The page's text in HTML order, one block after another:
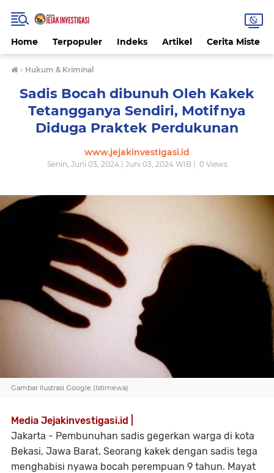
Home Terpopuler Indeks Artikel Cerita Misteri
› Hukum & Kriminal
Sadis Bocah dibunuh Oleh Kakek
Tetangganya Sendiri, Motifnya
Diduga Praktek Perdukunan
www.jejakinvestigasi.id
Senin, Juni 03, 2024 | Juni 03, 2024 WIB | 0Views
Gambar Ilustrasi Google (Istimewa)
Media Jejakinvestigasi.id |
Jakarta - Pembunuhan sadis gegerkan warga di kota
Bekasi, Jawa Barat. Seorang kakek dengan sadis tega
menghabisi nyawa bocah perempuan 9 tahun. Mayat